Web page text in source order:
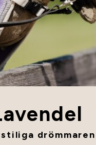
stiliga drömmaren